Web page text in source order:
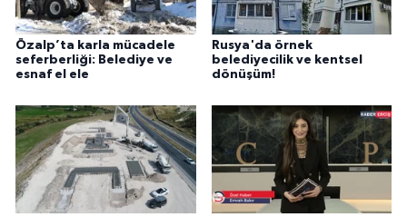
Özalp’ta karla mücadele
seferberliği: Belediye ve
esnaf el ele
Rusya'da örnek
belediyecilik ve kentsel
dönüşüm!